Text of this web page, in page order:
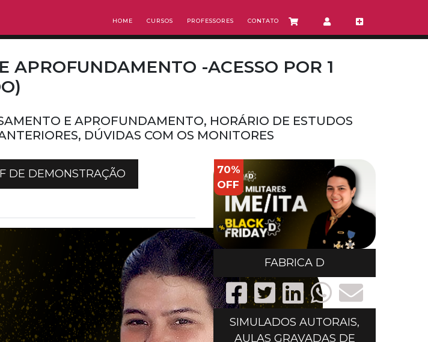
HOME CURSOS PROFESSORES CONTATO
-ACESSO POR 1
E APROFUNDAMENTO, HORÁRIO DE ESTUDOS
DÚVIDAS COM OS MONITORES
DE DEMONSTRAÇÃO
70%
OFF
FABRICA D
SIMULADOS AUTORAIS,
AULAS GRAVADAS DE